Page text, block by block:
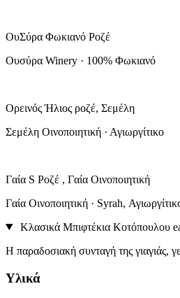
ΟυΣύρα Φωκιανό Ροζέ
Ουσύρα Winery · 100% Φωκιανό
Ορεινός Ήλιος ροζέ, Σεμέλη
Σεμέλη Οινοποιητική · Αγιωργίτικο
Γαία S Ροζέ , Γαία Οινοποιητική
Γαία Οινοποιητική · Syrah,
Κλασικά Μπιφτέκια Κοτόπουλου
Η παραδοσιακή συνταγή της γιαγιάς,
Υλικά